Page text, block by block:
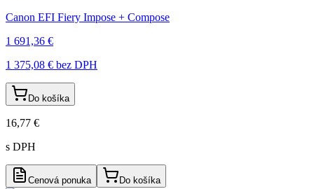
Canon EFI Fiery Impose + Compose
1 691,36 €
1 375,08 € bez DPH
Do košíka
16,77 €
s DPH
Cenová ponuka Do košíka